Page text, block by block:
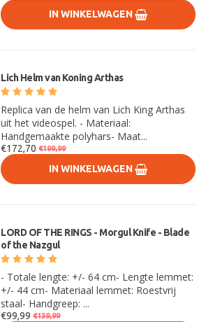
IN WINKELWAGEN
Lich Helm van Koning Arthas
Replica van de helm van Lich King Arthas
uit het videospel. - Materiaal:
Handgemaakte polyhars- Maat...
€172,70 €199,99
IN WINKELWAGEN
LORD OF THE RINGS - Morgul Knife - Blade
of the Nazgul
- Totale lengte: +/- 64 cm- Lengte lemmet:
+/- 44 cm- Materiaal lemmet: Roestvrij
staal- Handgreep: ...
€99,99 €139,99